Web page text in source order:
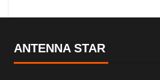
ANTENNA STAR